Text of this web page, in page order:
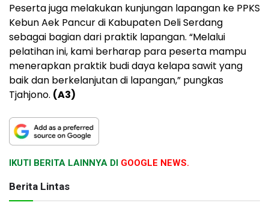
Peserta juga melakukan kunjungan lapangan ke PPKS
Kebun Aek Pancur di Kabupaten Deli Serdang
sebagai bagian dari praktik lapangan. “Melalui
pelatihan ini, kami berharap para peserta mampu
menerapkan praktik budi daya kelapa sawit yang
baik dan berkelanjutan di lapangan,” pungkas
Tjahjono. (A3)
IKUTI BERITA LAINNYA DI GOOGLE NEWS.
Berita Lintas